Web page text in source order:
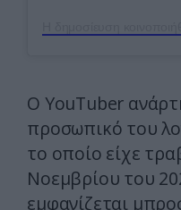
Ο YouTuber
προσωπικό του
το οποίο είχε
Νοεμβρίου του
εμφανίζεται